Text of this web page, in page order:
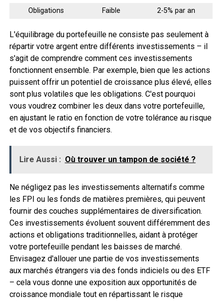
Obligations
Faible 2-5% par an
L'équilibrage du portefeuille ne consiste pas seulement à
répartir votre argent entre différents investissements – il
s'agit de comprendre comment ces investissements
fonctionnent ensemble. Par exemple, bien que les actions
puissent offrir un potentiel de croissance plus élevé, elles
sont plus volatiles que les obligations. C'est pourquoi
vous voudrez combiner les deux dans votre portefeuille,
en ajustant le ratio en fonction de votre tolérance au risque
et de vos objectifs financiers.
Lire Aussi : Où trouver un tampon de société ?
Ne négligez pas les investissements alternatifs comme
les FPI ou les fonds de matières premières, qui peuvent
fournir des couches supplémentaires de diversification.
Ces investissements évoluent souvent différemment des
actions et obligations traditionnelles, aidant à protéger
votre portefeuille pendant les baisses de marché.
Envisagez d'allouer une partie de vos investissements
aux marchés étrangers via des fonds indiciels ou des ETF
– cela vous donne une exposition aux opportunités de
croissance mondiale tout en répartissant le risque